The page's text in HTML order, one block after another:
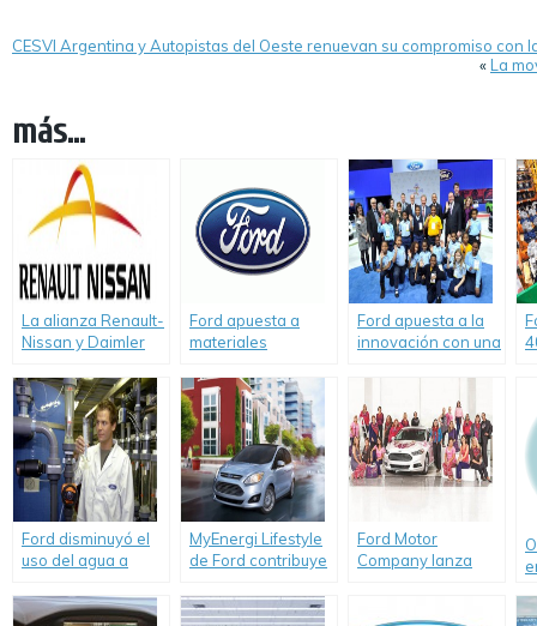
CESVI Argentina y Autopistas del Oeste renuevan su compromiso con
«La
más...
La alianza Renault-
Nissan y Daimler
acuerdo con Ford
para acelerar la
comercialización
de la tecnología de
célula de
combustible
eléctrica.
Ford apuesta a
materiales
la fabricación de
sus vehículos.
Ford apuesta a la
innovación con una
programa
Smithsoniano
Spark!Lab.
Ford disminuyó el
uso del agua a
25% desde 2009.
MyEnergi Lifestyle
de Ford contribuye
energía y la
Ford Motor
Company lanza